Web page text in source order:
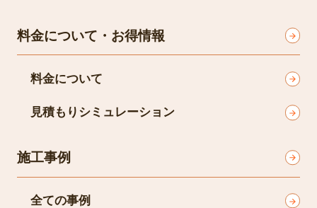
料金について・お得情報
料金について
見積もりシミュレーション
施工事例
全ての事例